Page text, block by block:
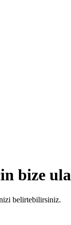
bize
belirtebilirsiniz.